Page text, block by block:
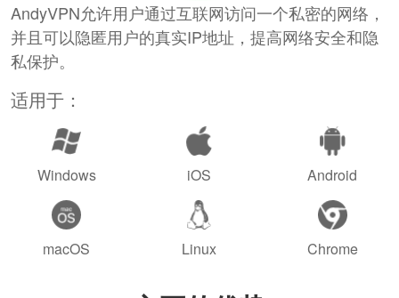
AndyVPN允许用户通过互联网访问一个私密的网络，
并且可以隐匿用户的真实IP地址，提高网络安全和隐
私保护。
适用于：
Windows iOS Android
macOS Linux Chrome